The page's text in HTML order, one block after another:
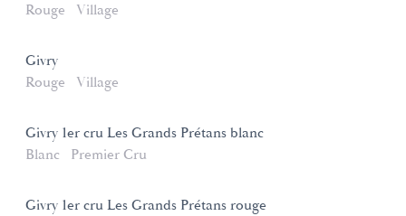
Rouge
Village
Givry
Rouge
Village
Givry 1er cru Les Grands Prétans blanc
Blanc
Premier Cru
Givry 1er cru Les Grands Prétans rouge